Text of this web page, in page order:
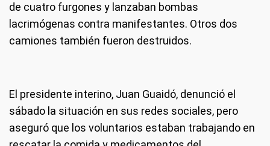
de cuatro furgones y lanzaban bombas
lacrimógenas contra manifestantes. Otros dos
camiones también fueron destruidos.
El presidente interino, Juan Guaidó, denunció el
sábado la situación en sus redes sociales, pero
aseguró que los voluntarios estaban trabajando en